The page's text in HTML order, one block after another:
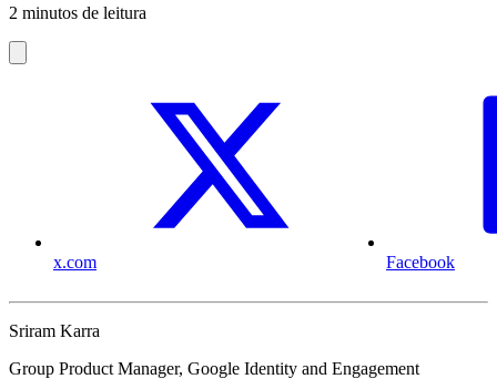
2 minutos de leitura
x.com Facebook
Sriram Karra
Group Product Manager, Google Identity and Engagement